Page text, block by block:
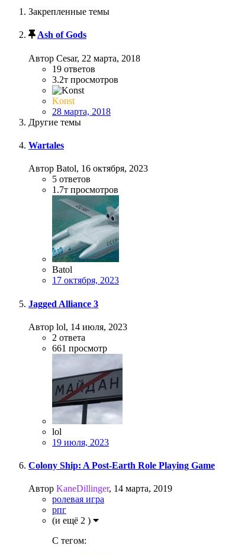
Закрепленные темы
Ash of Gods
Автор Cesar, 22 марта, 2018
19 ответов
3.2т просмотров
Konst
28 марта, 2018
Другие темы
Wartales
Автор Batol, 16 октября, 2023
5 ответов
1.7т просмотров
Batol
17 октября, 2023
Jagged Alliance 3
Автор lol, 14 июля, 2023
2 ответа
661 просмотр
lol
19 июля, 2023
Colony Ship: A Post-Earth Role Playing Game
Автор KaneDillinger, 14 марта, 2019
ролевая игра
рпг
(и ещё 2 )
C тегом: